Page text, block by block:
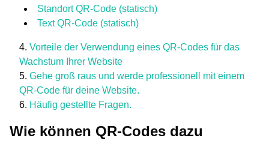
Standort QR-Code (statisch)
Text QR-Code (statisch)
Vorteile der Verwendung eines QR-Codes für das
Wachstum Ihrer Website
Gehe groß raus und werde professionell mit einem
QR-Code für deine Website.
Häufig gestellte Fragen.
Wie können QR-Codes dazu